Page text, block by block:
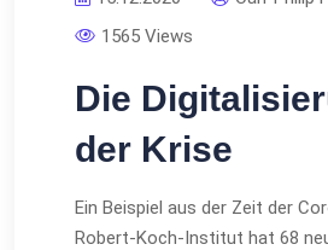
1565 Views
Die
der Krise
Ein Beispiel aus der Zeit der
Robert-Koch-Institut hat 68